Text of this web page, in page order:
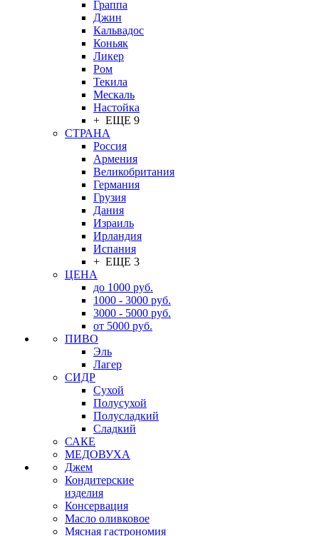
Граппа
Джин
Кальвадос
Коньяк
Ликер
Ром
Текила
Мескаль
Настойка
+ ЕЩЕ 9
СТРАНА
Россия
Армения
Великобритания
Германия
Грузия
Дания
Израиль
Ирландия
Испания
+ ЕЩЕ 3
ЦЕНА
до 1000 руб.
1000 - 3000 руб.
3000 - 5000 руб.
от 5000 руб.
ПИВО
Эль
Лагер
СИДР
Сухой
Полусухой
Полусладкий
Сладкий
САКЕ
МЕДОВУХА
Джем
Кондитерские
изделия
Консервация
Масло оливковое
Мясная гастрономия